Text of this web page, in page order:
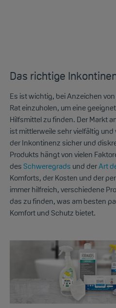
Das richtige
Es ist wichtig, bei Anzeichen von
Rat einzuholen, um eine
Hilfsmittel zu finden. Der Markt
ist mittlerweile sehr vielfältig
der Inkontinenz sicher und
Produkts hängt von vielen
desSchweregrads und derArt
Komforts, der Kosten und der
immer hilfreich, verschiedene
das zu finden, was am besten
Komfort und Schutz bietet.